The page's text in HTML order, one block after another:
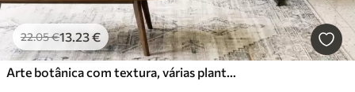
22.05€13 .23€